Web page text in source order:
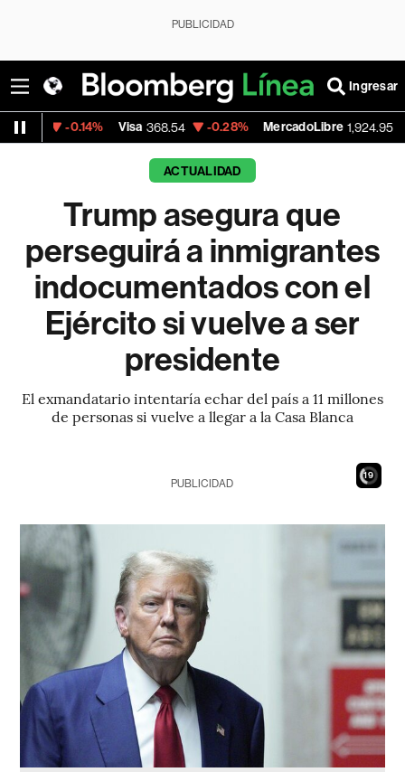
PUBLICIDAD
Ingresar
Visa 368.54 -0.28% MercadoLibre 1,924.95 +1.85%
ACTUALIDAD
Trump asegura que
perseguirá a inmigrantes
indocumentados con el
Ejército si vuelve a ser
presidente
El exmandatario intentaría echar del país a 11 millones
de personas si vuelve a llegar a la Casa Blanca
18
PUBLICIDAD